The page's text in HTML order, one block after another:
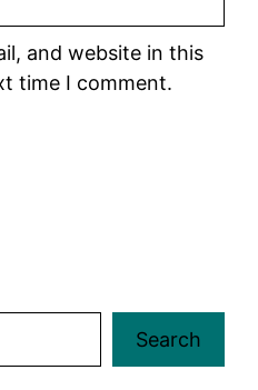
and website in this
time I comment.
Search